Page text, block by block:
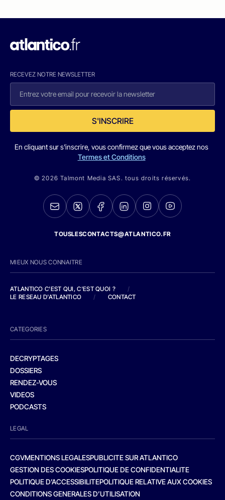
RECEVEZ NOTRE NEWSLETTER
S'INSCRIRE
En cliquant sur s'inscrire, vous confirmez que vous acceptez nos
Termes et Conditions
© 2026 Talmont Media SAS. tous droits réservés.
TOUSLESCONTACTS@ATLANTICO.FR
MIEUX NOUS CONNAITRE
ATLANTICO C'EST QUI, C'EST QUOI ?
/
LE RESEAU D'ATLANTICO
/ CONTACT
CATEGORIES
DECRYPTAGES
DOSSIERS
RENDEZ-VOUS
VIDEOS
PODCASTS
LEGAL
CGVMENTIONS LEGALESPUBLICITE SUR ATLANTICO
GESTION DES COOKIESPOLITIQUE DE CONFIDENTIALITE
POLITIQUE D’ACCESSIBILITEPOLITIQUE RELATIVE AUX COOKIES
CONDITIONS GENERALES D’UTILISATION